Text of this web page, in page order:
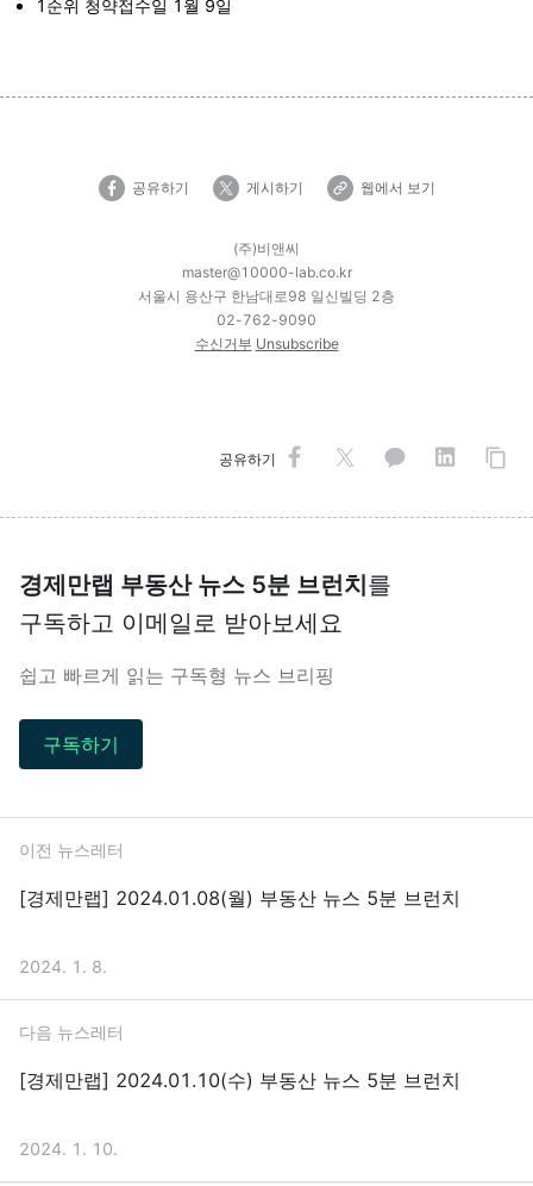
1순위 청약접수일 1월 9일
공유하기 게시하기 웹에서 보기
(주)비앤씨
master@10000-lab.co.kr
서울시 용산구 한남대로98 일신빌딩 2층
02-762-9090
수신거부 Unsubscribe
공유하기
경제만랩 부동산 뉴스 5분 브런치를
구독하고 이메일로 받아보세요
쉽고 빠르게 읽는 구독형 뉴스 브리핑
구독하기
이전 뉴스레터
[경제만랩] 2024.01.08(월) 부동산 뉴스 5분 브런치
2024. 1. 8.
다음 뉴스레터
[경제만랩] 2024.01.10(수) 부동산 뉴스 5분 브런치
2024. 1. 10.